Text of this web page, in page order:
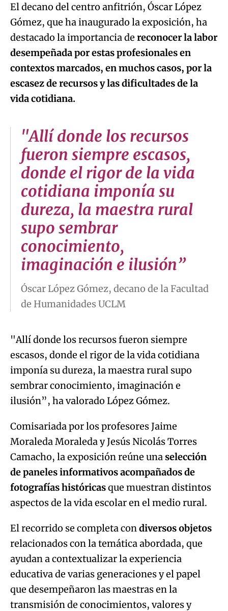
El decano del centro anfitrión, Óscar López
Gómez, que ha inaugurado la exposición, ha
destacado la importancia de reconocer la labor
desempeñada por estas profesionales en
contextos marcados, en muchos casos, por la
escasez de recursos y las dificultades de la
vida cotidiana.
"Allí donde los recursos
fueron siempre escasos,
donde el rigor de la vida
cotidiana imponía su
dureza, la maestra rural
supo sembrar
conocimiento,
imaginación e ilusión”
Óscar López Gómez, decano de la Facultad
de Humanidades UCLM
"Allí donde los recursos fueron siempre
escasos, donde el rigor de la vida cotidiana
imponía su dureza, la maestra rural supo
sembrar conocimiento, imaginación e
ilusión”, ha valorado López Gómez.
Comisariada por los profesores Jaime
Moraleda Moraleda y Jesús Nicolás Torres
Camacho, la exposición reúne unaselección
de paneles informativos acompañados de
fotografías históricasque muestran distintos
aspectos de la vida escolar en el medio rural.
El recorrido se completa condiversos objetos
relacionados con la temática abordada, que
ayudan a contextualizar la experiencia
educativa de varias generaciones y el papel
que desempeñaron las maestras en la
transmisión de conocimientos, valores y